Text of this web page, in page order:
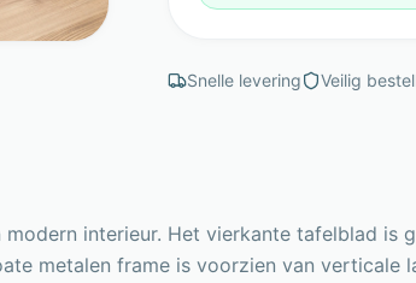
Snelle levering Veilig
interieur. Het vierkante tafelblad is
metalen frame is voorzien van verticale